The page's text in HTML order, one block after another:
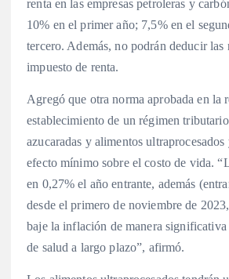
renta en las empresas petroleras y
10% en el primer año; 7,5% en el
tercero. Además, no podrán deducir las
impuesto de renta.
Agregó que otra norma aprobada en la
establecimiento de un régimen
azucaradas y alimentos
efecto mínimo sobre el costo de vida.
en 0,27% el año entrante, además
desde el primero de noviembre de
baje la inflación de manera
de salud a largo plazo”, afirmó.